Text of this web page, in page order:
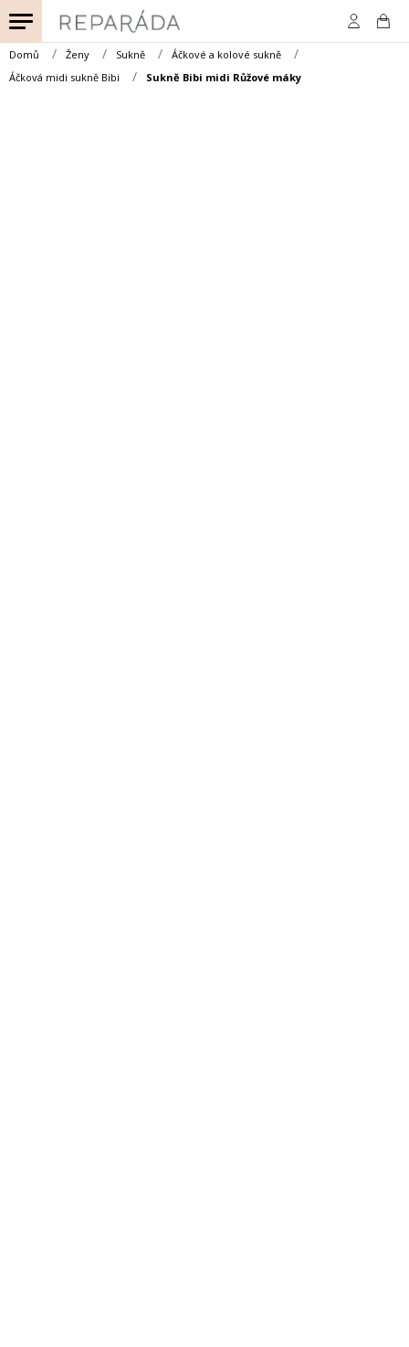
na
obsah
Domů Ženy Sukně
Áčkové a kolové sukně
Áčková midi sukně Bibi
Sukně Bibi midi Růžové máky